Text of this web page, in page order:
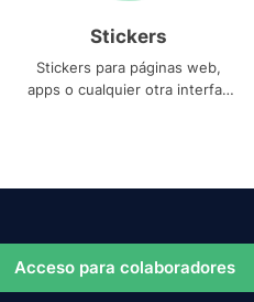
Stickers
Stickers para páginas web,
apps o cualquier otra interfaz
Acceso para colaboradores